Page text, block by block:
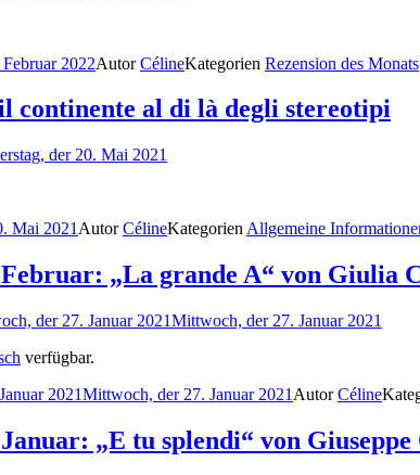
2022AutorCélineKategorien Rezension des Monats
continente al di là degli stereotipi
der 20. Mai 2021
Mai 2021 AutorCélineKategorien Allgemeine
Februar: „La grande A“ von Giulia
der 27. Januar 2021Mittwoch, der 27. Januar 2021
verfügbar.
2021Mittwoch, der 27. Januar 2021 AutorCéline
„E tu splendi“ von Giuseppe